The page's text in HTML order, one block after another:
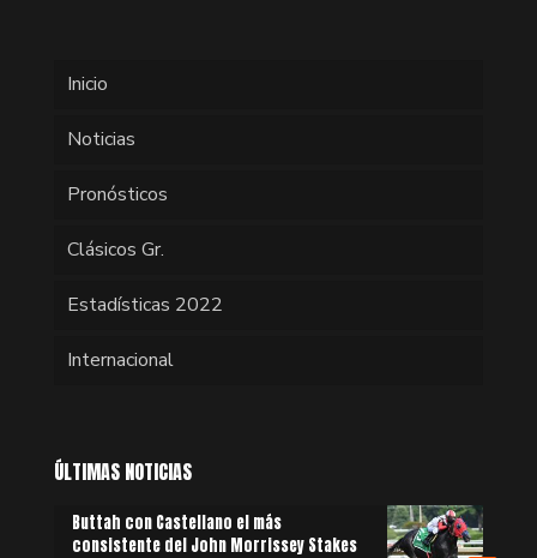
Inicio
Noticias
Pronósticos
Clásicos Gr.
Estadísticas 2022
Internacional
ÚLTIMAS NOTICIAS
Buttah con Castellano el más
consistente del John Morrissey Stakes